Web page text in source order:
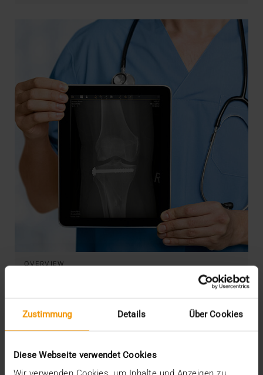
Zustimmung Details Über Cookies
Diese Webseite verwendet Cookies
OVERVIEW
Datenzugriff zu jeder Zeit und an jedem
Ort
23.03.2018
Um den medizinischen Workflow und damit